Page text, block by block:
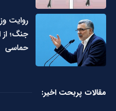
روایت
جنگ؛ از
حماسی
مقالات پربحت اخیر: